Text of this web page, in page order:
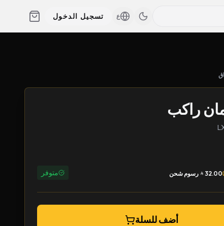
ع تسجيل الدخول
راكب
32.00 رسوم شحن متوفر
أضف للسلة